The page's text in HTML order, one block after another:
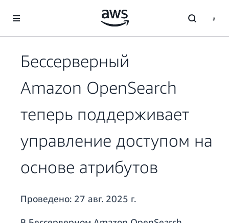
Перейти к главному контенту
Бессерверный
Amazon OpenSearch
теперь поддерживает
управление доступом на
основе атрибутов
Проведено: 27 авг. 2025 г.